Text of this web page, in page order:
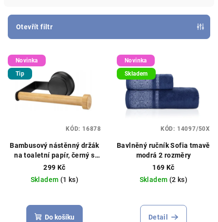
r
o
d
u
Otevřít filtr
V
ý
p
o
Novinka
Tip
Bambusový nástěnný držák
na toaletní papír, černý s
přísavkou
299 Kč
Skladem (1 ks)
Do košíku
KÓD: 16878
Novinka
Skladem
Bavlněný ručník Sofia tmavě
modrá 2 rozměry
169 Kč
Skladem (2 ks)
Detail
KÓD: 14097/50X